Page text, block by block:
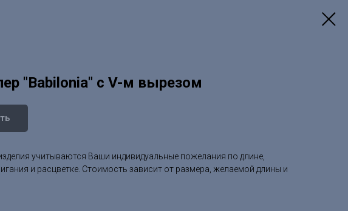
"Babilonia" с V-м вырезом
учитываются Ваши индивидуальные пожелания по длине,
и расцветке. Стоимость зависит от размера, желаемой длины и